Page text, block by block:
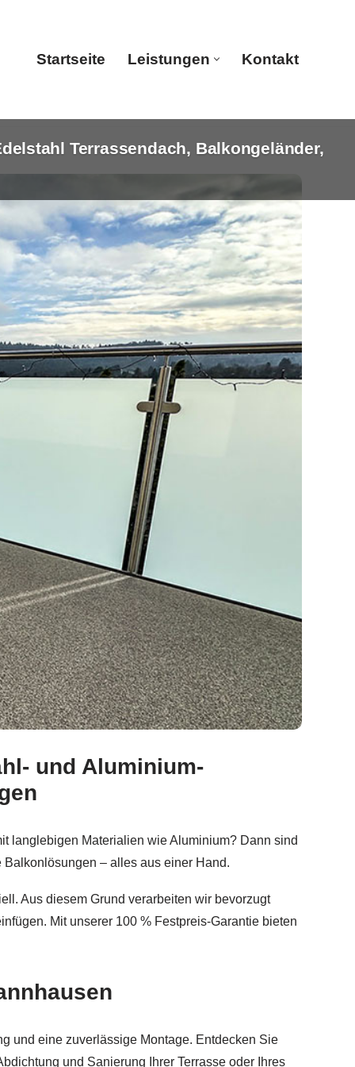
Startseite Leistungen Kontakt
Terrassendach, Balkongeländer,
Terrassendach, Balkongeländer, Sichtschutz.
und Aluminium-
langlebigen Materialien wie Aluminium? Dann sind
– alles aus einer Hand.
Aus diesem Grund verarbeiten wir bevorzugt
Mit unserer 100 % Festpreis-Garantie bieten
und eine zuverlässige Montage. Entdecken Sie
und Sanierung Ihrer Terrasse oder Ihres